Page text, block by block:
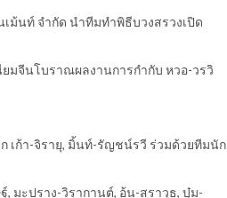
ม้นท์ จำกัด นำทีมทำพิธีบวงสรวงเปิด
มจีนโบราณผลงานการกำกับ หวอ-วรวิ
เก้า-จิรายุ, มิ้นท์-รัญชน์รวี ร่วมด้วยทีมนัก
มะปราง-วิรากานต์, อ้น-สราวุธ, บุ๋ม-